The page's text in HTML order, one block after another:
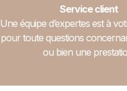
Service client
Une équipe d’expertes est à
pour toute questions
ou bien une